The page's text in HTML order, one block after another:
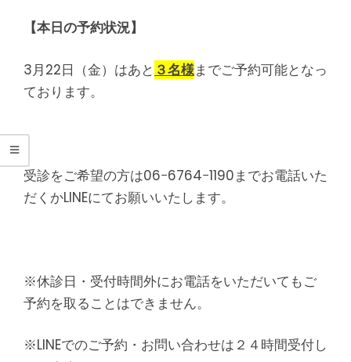
整
骨
院
【本日の予約状況】
3月22日（金）はあと ３名様までご予約可能となっ
ております。
受診をご希望の方は06−6764−1190までお電話いた
だくかLINEにてお願いいたします。
※休診日・受付時間外にお電話をいただいてもご
予約を取ることはできません。
※LINEでのご予約・お問い合わせは２４時間受付し